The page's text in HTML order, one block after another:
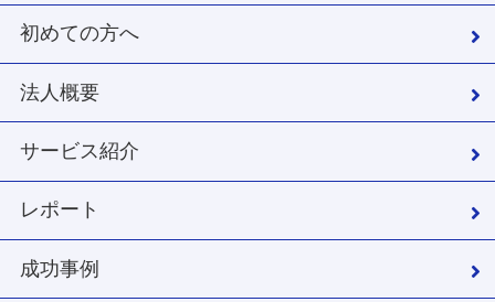
初めての方へ
法人概要
サービス紹介
レポート
成功事例